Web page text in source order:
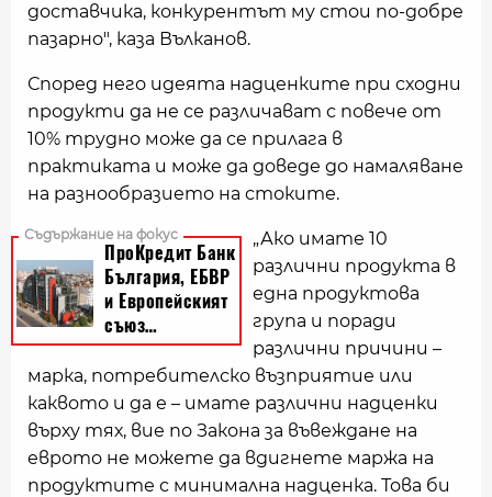
доставчика, конкурентът му стои по-добре
пазарно", каза Вълканов.
Според него идеята надценките при сходни
продукти да не се различават с повече от
10% трудно може да се прилага в
практиката и може да доведе до намаляване
на разнообразието на стоките.
„Ако имате 10
различни продукта в
една продуктова
група и поради
различни причини –
марка, потребителско възприятие или
каквото и да е – имате различни надценки
върху тях, вие по Закона за въвеждане на
еврото не можете да вдигнете маржа на
продуктите с минимална надценка. Това би